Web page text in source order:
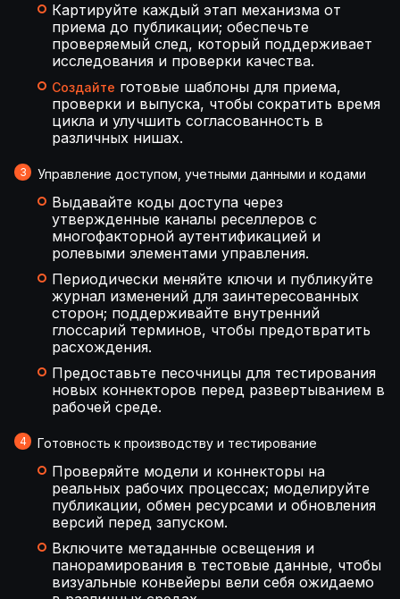
Картируйте каждый этап механизма от
приема до публикации; обеспечьте
проверяемый след, который поддерживает
исследования и проверки качества.
Создайте готовые шаблоны для приема,
проверки и выпуска, чтобы сократить время
цикла и улучшить согласованность в
различных нишах.
Управление доступом, учетными данными и кодами
Выдавайте коды доступа через
утвержденные каналы реселлеров с
многофакторной аутентификацией и
ролевыми элементами управления.
Периодически меняйте ключи и публикуйте
журнал изменений для заинтересованных
сторон; поддерживайте внутренний
глоссарий терминов, чтобы предотвратить
расхождения.
Предоставьте песочницы для тестирования
новых коннекторов перед развертыванием в
рабочей среде.
Готовность к производству и тестирование
Проверяйте модели и коннекторы на
реальных рабочих процессах; моделируйте
публикации, обмен ресурсами и обновления
версий перед запуском.
Включите метаданные освещения и
панорамирования в тестовые данные, чтобы
визуальные конвейеры вели себя ожидаемо